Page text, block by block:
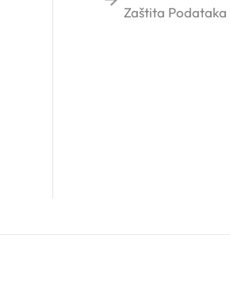
Zaštita Podataka